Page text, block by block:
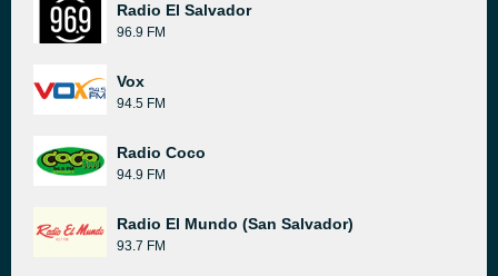
Radio El Salvador
96.9 FM
Vox
94.5 FM
Radio Coco
94.9 FM
Radio El Mundo (San Salvador)
93.7 FM